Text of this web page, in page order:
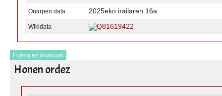
Onarpen data 2025eko irailaren 16a
Wikidata Q81619422
Forma ez onartuak
Honen ordez